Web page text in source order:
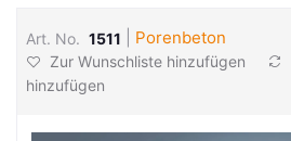
Art. No. 1511 Porenbeton
Zur Wunschliste hinzufügen
hinzufügen